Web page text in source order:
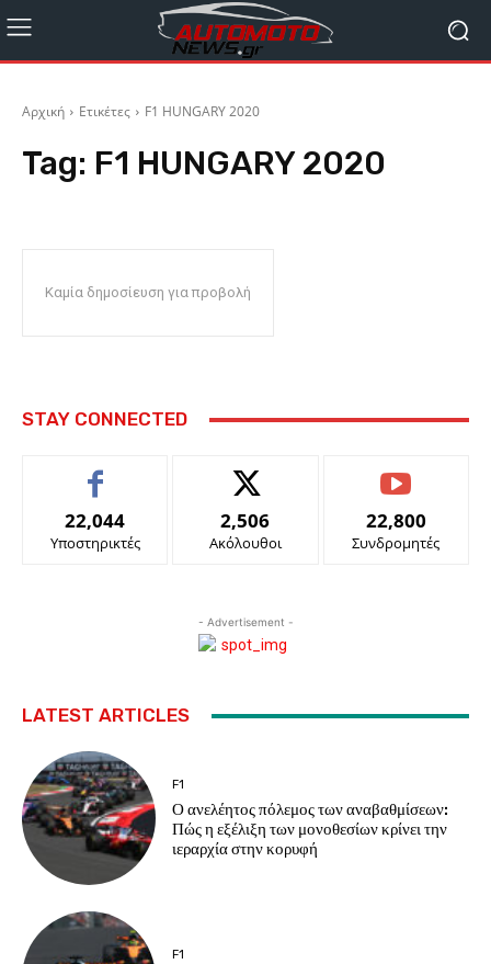
Αρχική Ετικέτες F1 HUNGARY 2020
Tag: F1 HUNGARY 2020
Καμία δημοσίευση για προβολή
STAY CONNECTED
22,044
Υποστηρικτές
2,506
Ακόλουθοι
22,800
Συνδρομητές
- Advertisement -
LATEST ARTICLES
F1
Ο ανελέητος πόλεμος των αναβαθμίσεων:
Πώς η εξέλιξη των μονοθεσίων κρίνει την
ιεραρχία στην κορυφή
F1